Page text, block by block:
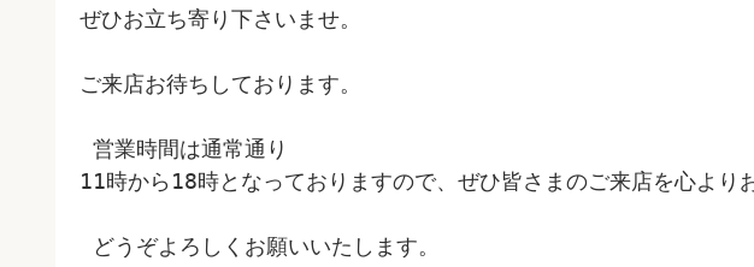
ぜひお立ち寄り下さいませ。
ご来店お待ちしております。
営業時間は通常通り
11時から18時となっておりますので、ぜひ皆さまのご来店を心より
どうぞよろしくお願いいたします。